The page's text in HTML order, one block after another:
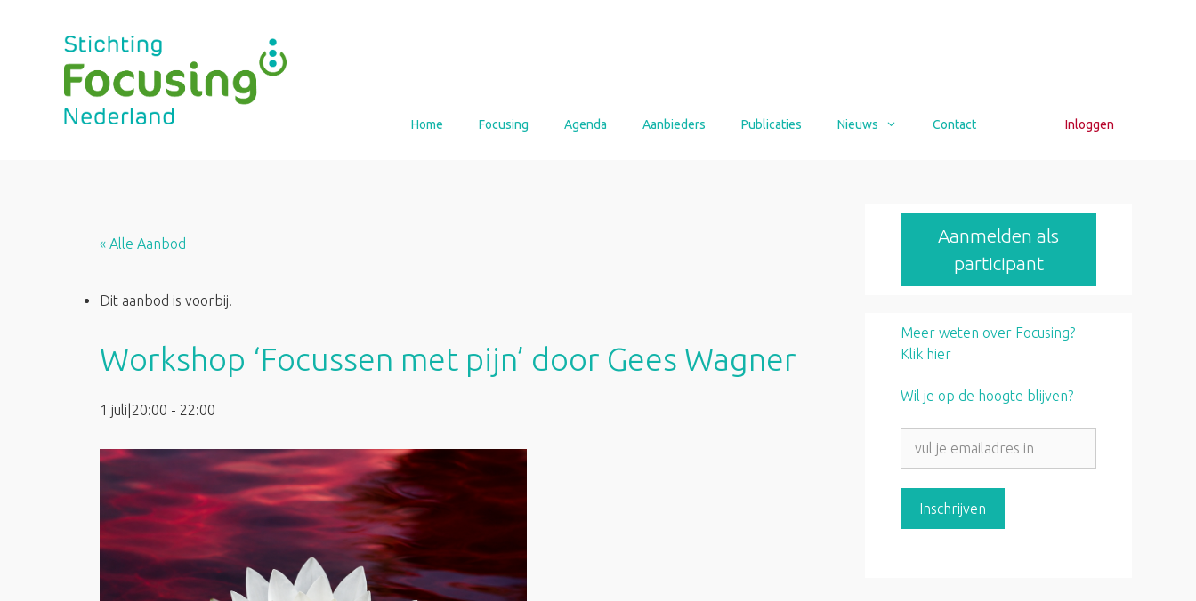
Home Focusing Agenda Aanbieders Publicaties Nieuws Contact Inloggen
« Alle Aanbod
Dit aanbod is voorbij.
Workshop ‘Focussen met pijn’ door Gees Wagner
1 juli|20:00 - 22:00
Aanmelden als
participant
Meer weten over Focusing?
Klik hier
Wil je op de hoogte blijven?